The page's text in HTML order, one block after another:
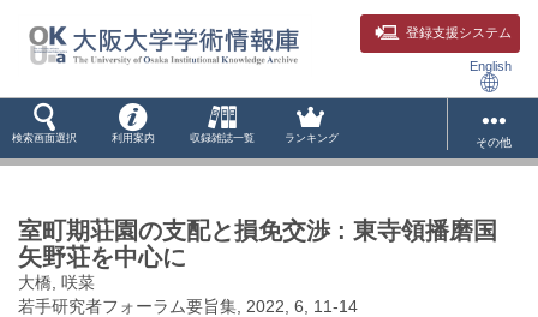
登録支援システム
English
検索画面選択 利用案内 収録雑誌一覧 ランキング その他
室町期荘園の支配と損免交渉 : 東寺領播磨国
矢野荘を中心に
大橋, 咲菜
若手研究者フォーラム要旨集, 2022, 6, 11-14